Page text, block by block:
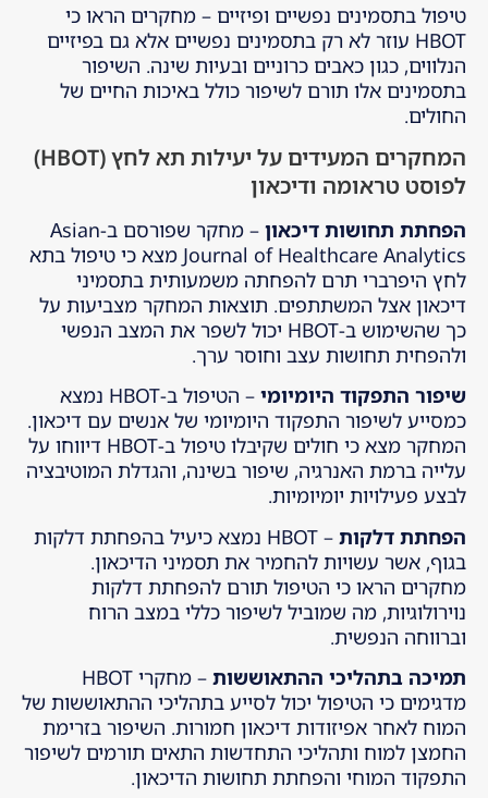
טיפול בתסמינים נפשיים ופיזיים – מחקרים הראו כי
HBOT עוזר לא רק בתסמינים נפשיים אלא גם בפיזיים
הנלווים, כגון כאבים כרוניים ובעיות שינה. השיפור
בתסמינים אלו תורם לשיפור כולל באיכות החיים של
החולים.
המחקרים המעידים על יעילות תא לחץ (HBOT)
לפוסט טראומה ודיכאון
הפחתת תחושות דיכאון
– מחקר שפורסם ב-Asian
Journal of Healthcare Analytics מצא כי טיפול בתא
לחץ היפרברי תרם להפחתה משמעותית בתסמיני
דיכאון אצל המשתתפים. תוצאות המחקר מצביעות על
כך שהשימוש ב-HBOT יכול לשפר את המצב הנפשי
ולהפחית תחושות עצב וחוסר ערך.
שיפור התפקוד היומיומי
– הטיפול ב-HBOT נמצא
כמסייע לשיפור התפקוד היומיומי של אנשים עם דיכאון.
המחקר מצא כי חולים שקיבלו טיפול ב-HBOT דיווחו על
עלייה ברמת האנרגיה, שיפור בשינה, והגדלת המוטיבציה
לבצע פעילויות יומיומיות.
הפחתת דלקות
– HBOT נמצא כיעיל בהפחתת דלקות
בגוף, אשר עשויות להחמיר את תסמיני הדיכאון.
מחקרים הראו כי הטיפול תורם להפחתת דלקות
נוירולוגיות, מה שמוביל לשיפור כללי במצב הרוח
וברווחה הנפשית.
תמיכה בתהליכי ההתאוששות
– מחקרי HBOT
מדגימים כי הטיפול יכול לסייע בתהליכי ההתאוששות של
המוח לאחר אפיזודות דיכאון חמורות. השיפור בזרימת
החמצן למוח ותהליכי התחדשות התאים תורמים לשיפור
התפקוד המוחי והפחתת תחושות הדיכאון.